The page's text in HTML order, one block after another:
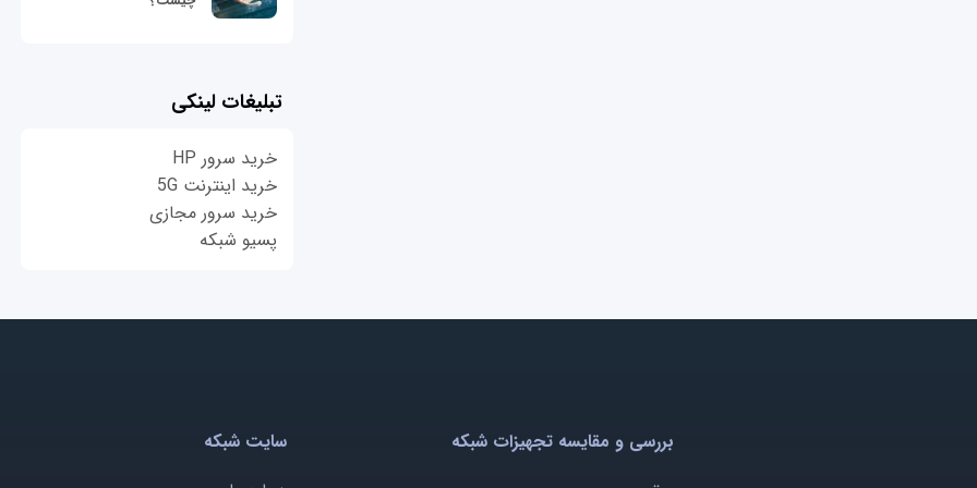
تبلیغات لینکی
خرید سرور HP
خرید اینترنت 5G
خرید سرور مجازی
پسیو شبکه
بررسی و مقایسه تجهیزات شبکه
سایت شبکه